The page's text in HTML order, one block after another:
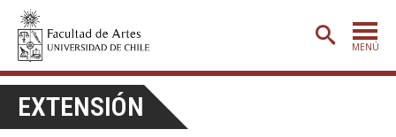
MENÚ
ADMISIÓN
EXTENSIÓN